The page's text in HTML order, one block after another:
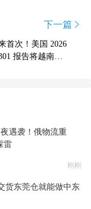
下一篇
首次！美国 2026
报告将越南列
遇袭！俄物流重
雷
刚刚
货东莞仓就能做中东